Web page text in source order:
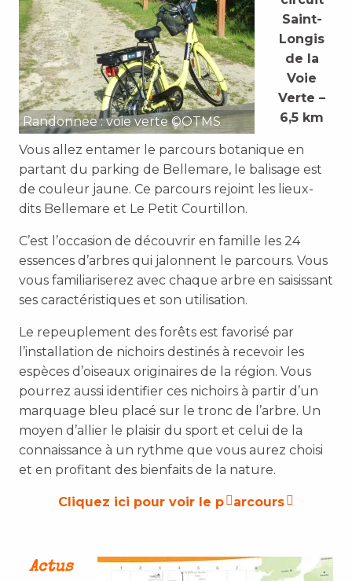
Randonnée : voie verte ©OTMS
Saint-
Longis
de la
Voie
Verte –
6,5 km
Vous allez entamer le parcours botanique en
partant du parking de Bellemare, le balisage est
de couleur jaune. Ce parcours rejoint les lieux-
dits Bellemare et Le Petit Courtillon.
C’est l’occasion de découvrir en famille les 24
essences d’arbres qui jalonnent le parcours. Vous
vous familiariserez avec chaque arbre en saisissant
ses caractéristiques et son utilisation.
Le repeuplement des forêts est favorisé par
l’installation de nichoirs destinés à recevoir les
espèces d’oiseaux originaires de la région. Vous
pourrez aussi identifier ces nichoirs à partir d’un
marquage bleu placé sur le tronc de l’arbre. Un
moyen d’allier le plaisir du sport et celui de la
connaissance à un rythme que vous aurez choisi
et en profitant des bienfaits de la nature.
Cliquez ici pour voir le p arcours
Actus